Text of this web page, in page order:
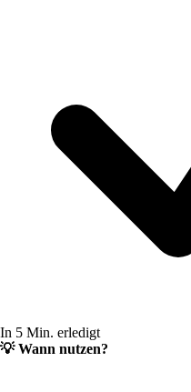
In 5 Min. erledigt
💡Wann nutzen?